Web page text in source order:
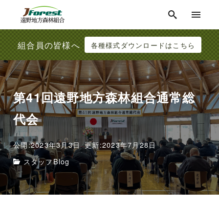
組合員の皆様へ 各種様式ダウンロードはこちら
第41回遠野地方森林組合通常総
代会
公開:2023年3月3日 更新:2023年7月28日
スタッフBlog